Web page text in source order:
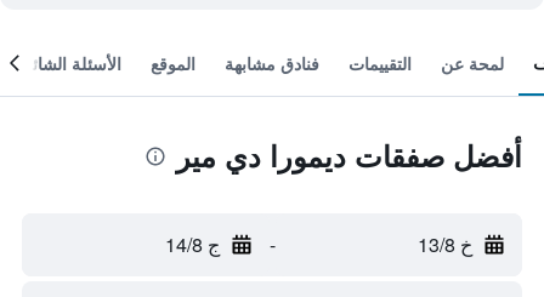
لمحة عن التقييمات فنادق مشابهة الموقع الأسئلة الشائعة
أفضل صفقات ديمورا دي مير
خ 13/8 - ج 14/8